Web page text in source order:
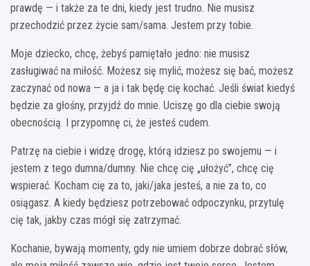
prawdę — i także za te dni, kiedy jest trudno. Nie musisz
przechodzić przez życie sam/sama. Jestem przy tobie.
Moje dziecko, chcę, żebyś pamiętało jedno: nie musisz
zasługiwać na miłość. Możesz się mylić, możesz się bać, możesz
zaczynać od nowa — a ja i tak będę cię kochać. Jeśli świat kiedyś
będzie za głośny, przyjdź do mnie. Uciszę go dla ciebie swoją
obecnością. I przypomnę ci, że jesteś cudem.
Patrzę na ciebie i widzę drogę, którą idziesz po swojemu — i
jestem z tego dumna/dumny. Nie chcę cię „ułożyć”, chcę cię
wspierać. Kocham cię za to, jaki/jaka jesteś, a nie za to, co
osiągasz. A kiedy będziesz potrzebować odpoczynku, przytulę
cię tak, jakby czas mógł się zatrzymać.
Kochanie, bywają momenty, gdy nie umiem dobrze dobrać słów,